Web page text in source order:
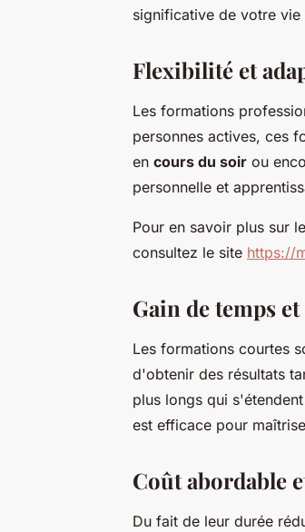
significative de votre vie
Flexibilité et
Les formations
personnes actives, ces
en cours du soir ou
personnelle et
Pour en savoir plus sur
consultez le site https://
Gain de temps
Les formations courtes
d'obtenir des résultats
plus longs qui
est efficace pour
Coût abordable
Du fait de leur durée